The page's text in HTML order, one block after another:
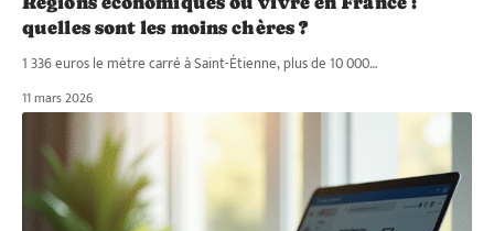
quelles sont les moins chères ?
1 336 euros le mètre carré à Saint-Étienne, plus de 10 000…
11 mars 2026